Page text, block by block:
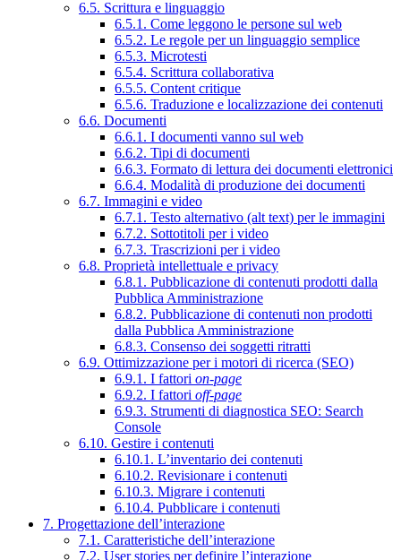
6.5. Scrittura e linguaggio
6.5.1. Come leggono le persone sul web
6.5.2. Le regole per un linguaggio semplice
6.5.3. Microtesti
6.5.4. Scrittura collaborativa
6.5.5. Content critique
6.5.6. Traduzione e localizzazione dei contenuti
6.6. Documenti
6.6.1. I documenti vanno sul web
6.6.2. Tipi di documenti
6.6.3. Formato di lettura dei documenti elettronici
6.6.4. Modalità di produzione dei documenti
6.7. Immagini e video
6.7.1. Testo alternativo (alt text) per le immagini
6.7.2. Sottotitoli per i video
6.7.3. Trascrizioni per i video
6.8. Proprietà intellettuale e privacy
6.8.1. Pubblicazione di contenuti prodotti dalla
Pubblica Amministrazione
6.8.2. Pubblicazione di contenuti non prodotti
dalla Pubblica Amministrazione
6.8.3. Consenso dei soggetti ritratti
6.9. Ottimizzazione per i motori di ricerca (SEO)
6.9.1. I fattori on-page
6.9.2. I fattori off-page
6.9.3. Strumenti di diagnostica SEO: Search
Console
6.10. Gestire i contenuti
6.10.1. L’inventario dei contenuti
6.10.2. Revisionare i contenuti
6.10.3. Migrare i contenuti
6.10.4. Pubblicare i contenuti
7. Progettazione dell’interazione
7.1. Caratteristiche dell’interazione
7.2. User stories per definire l’interazione